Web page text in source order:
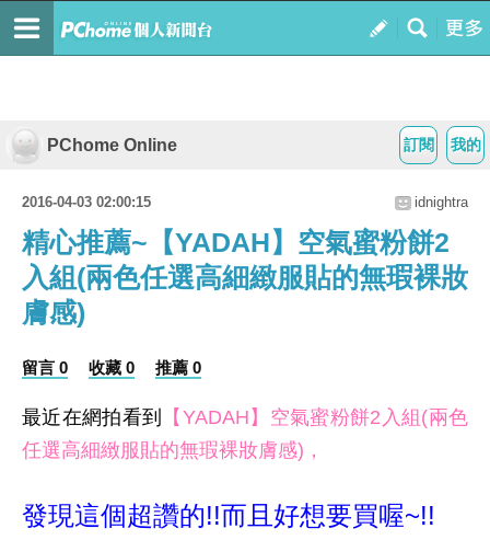
我的
訂閱
PChome Online
2016-04-03 02:00:15 idnightra
精心推薦~【YADAH】空氣蜜粉餅2
入組(兩色任選高細緻服貼的無瑕裸妝
膚感)
留言 0 收藏 0 推薦 0
最近在網拍看到
【YADAH】空氣蜜粉餅2入組(兩色
任選高細緻服貼的無瑕裸妝膚感)，
發現這個超讚的!!而且好想要買喔~!!